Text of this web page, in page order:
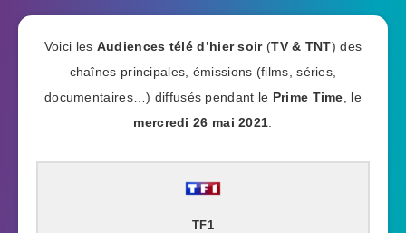
Voici les Audiences télé d’hier soir (TV & TNT) des
chaînes principales, émissions (films, séries,
documentaires…) diffusés pendant le Prime Time , le
mercredi 26 mai 2021
TF1